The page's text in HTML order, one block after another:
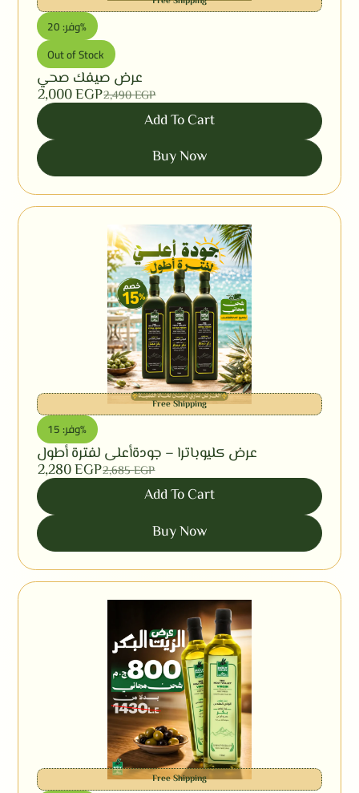
وفر: 20%
Out of Stock
عرض صيفك صحي
2,490EGP
2,000EGP
Add To Cart
Buy Now
Free Shipping
وفر: 15%
عرض كليوباترا – جودةأعلى لفترة أطول
2,685EGP
2,280EGP
Add To Cart
Buy Now
Free Shipping